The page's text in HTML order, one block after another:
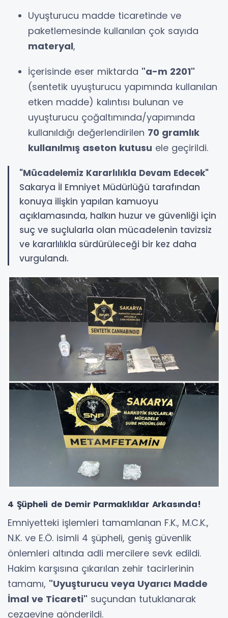
Uyuşturucu madde ticaretinde ve
paketlemesinde kullanılan çok sayıda
materyal,
İçerisinde eser miktarda "a-m 2201"
(sentetik uyuşturucu yapımında kullanılan
etken madde) kalıntısı bulunan ve
uyuşturucu çoğaltımında/yapımında
kullanıldığı değerlendirilen 70 gramlık
kullanılmış aseton kutusu ele geçirildi.
"Mücadelemiz Kararlılıkla Devam Edecek"
Sakarya İl Emniyet Müdürlüğü tarafından
konuya ilişkin yapılan kamuoyu
açıklamasında, halkın huzur ve güvenliği için
suç ve suçlularla olan mücadelenin tavizsiz
ve kararlılıkla sürdürüleceği bir kez daha
vurgulandı.
4 Şüpheli de Demir Parmaklıklar Arkasında!
Emniyetteki işlemleri tamamlanan F.K., M.C.K.,
N.K. ve E.Ö. isimli 4 şüpheli, geniş güvenlik
önlemleri altında adli mercilere sevk edildi.
Hakim karşısına çıkarılan zehir tacirlerinin
tamamı, "Uyuşturucu veya Uyarıcı Madde
İmal ve Ticareti" suçundan tutuklanarak
cezaevine gönderildi.